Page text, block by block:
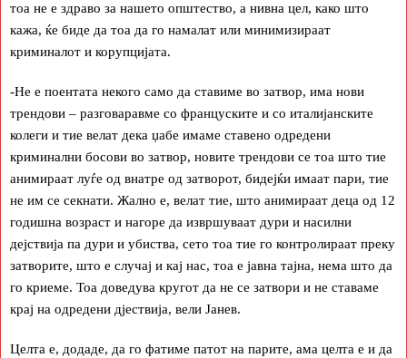
тоа не е здраво за нашето општество, а нивна цел, како што
кажа, ќе биде да тоа да го намалат или минимизираат
криминалот и корупцијата.
-Не е поентата некого само да ставиме во затвор, има нови
трендови – разговаравме со француските и со италијанските
колеги и тие велат дека џабе имаме ставено одредени
криминални босови во затвор, новите трендови се тоа што тие
анимираат луѓе од внатре од затворот, бидејќи имаат пари, тие
не им се секнати. Жално е, велат тие, што анимираат деца од 12
годишна возраст и нагоре да извршуваат дури и насилни
дејствија па дури и убиства, сето тоа тие го контролираат преку
затворите, што е случај и кај нас, тоа е јавна тајна, нема што да
го криеме. Тоа доведува кругот да не се затвори и не ставаме
крај на одредени дјествија, вели Јанев.
Целта е, додаде, да го фатиме патот на парите, ама целта е и да